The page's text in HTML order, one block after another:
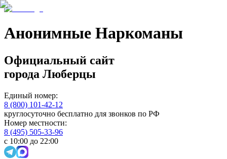
Анонимные Наркоманы
Официальный сайт
города Люберцы
Единый номер:
8 (800) 101-42-12
круглосуточно бесплатно для звонков по РФ
Номер местности:
8 (495) 505-33-96
с 10:00 до 22:00